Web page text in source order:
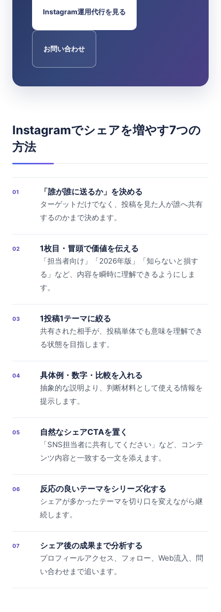
Instagram運用代行を見る
お問い合わせ
Instagramでシェアを増やす7つの
方法
01 「誰が誰に送るか」を決める
ターゲットだけでなく、投稿を見た人が誰へ共有
するのかまで決めます。
02 1枚目・冒頭で価値を伝える
「担当者向け」「2026年版」「知らないと損す
る」など、内容を瞬時に理解できるようにしま
す。
03 1投稿1テーマに絞る
共有された相手が、投稿単体でも意味を理解でき
る状態を目指します。
04 具体例・数字・比較を入れる
抽象的な説明より、判断材料として使える情報を
提示します。
05 自然なシェアCTAを置く
「SNS担当者に共有してください」など、コンテ
ンツ内容と一致する一文を添えます。
06 反応の良いテーマをシリーズ化する
シェアが多かったテーマを切り口を変えながら継
続します。
07 シェア後の成果まで分析する
プロフィールアクセス、フォロー、Web流入、問
い合わせまで追います。